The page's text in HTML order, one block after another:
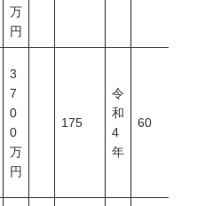
万
円
3
7
0
0
万
円
175
令
和
4
年
60